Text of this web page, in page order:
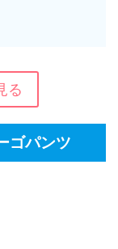
る
ゴパンツ